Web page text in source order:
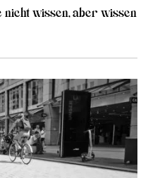
nicht wissen, aber wissen